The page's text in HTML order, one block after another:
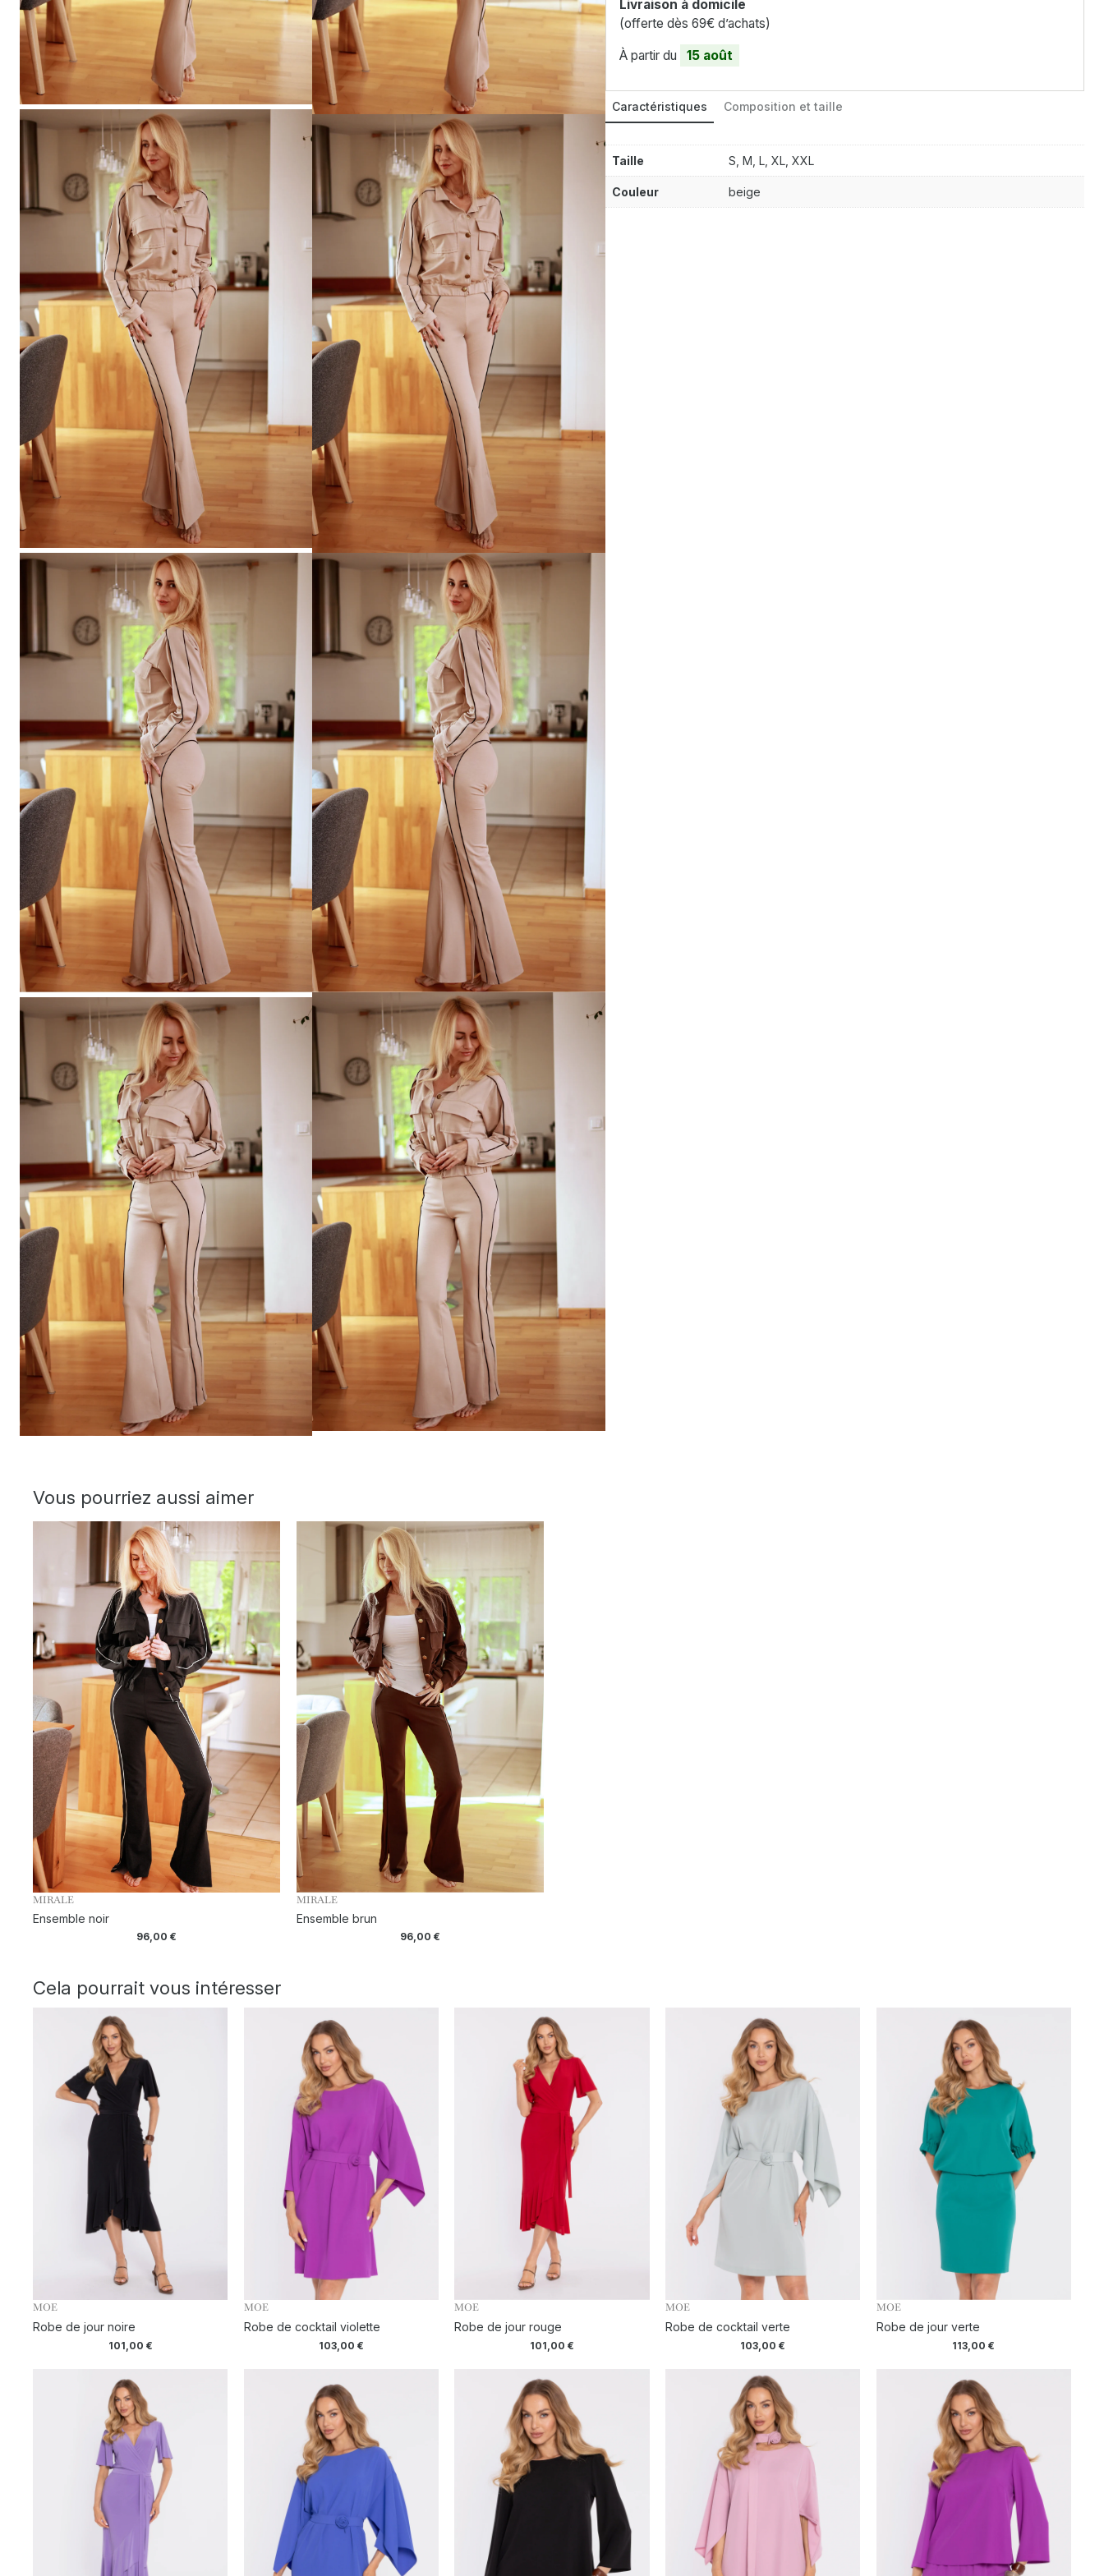
Livraison à domicile
(offerte dès 69€ d’achats)
À partir du 15 août
Caractéristiques Composition et taille
Taille S, M, L, XL, XXL
Couleur beige
Vous pourriez aussi aimer
MIRALE
Ensemble noir
96,00€
MIRALE
Ensemble brun
96,00€
Cela pourrait vous intéresser
MOE
Robe de jour noire
101,00 €
MOE
Robe de cocktail violette
103,00 €
MOE
Robe de jour rouge
101,00 €
MOE
Robe de cocktail verte
103,00€
MOE
Robe de jour verte
113,00€